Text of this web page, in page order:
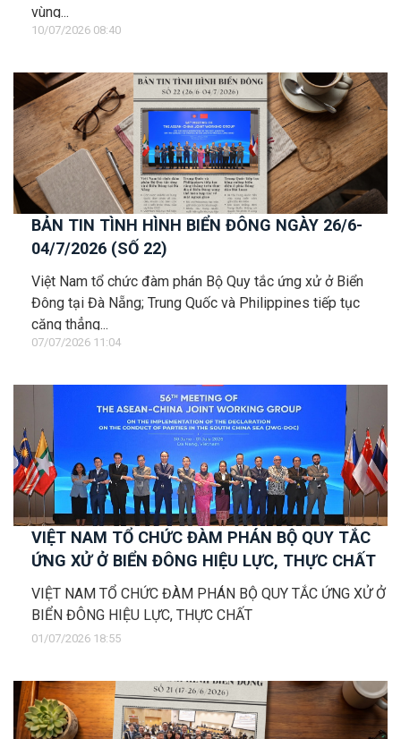
vùng...
10/07/2026 08:40
BẢN TIN TÌNH HÌNH BIỂN ĐÔNG NGÀY 26/6-
04/7/2026 (SỐ 22)
Việt Nam tổ chức đàm phán Bộ Quy tắc ứng xử ở Biển
Đông tại Đà Nẵng; Trung Quốc và Philippines tiếp tục
căng thẳng...
07/07/2026 11:04
VIỆT NAM TỔ CHỨC ĐÀM PHÁN BỘ QUY TẮC
ỨNG XỬ Ở BIỂN ĐÔNG HIỆU LỰC, THỰC CHẤT
VIỆT NAM TỔ CHỨC ĐÀM PHÁN BỘ QUY TẮC ỨNG XỬ Ở
BIỂN ĐÔNG HIỆU LỰC, THỰC CHẤT
01/07/2026 18:55